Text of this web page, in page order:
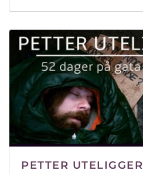
PETTER UTELIGGER